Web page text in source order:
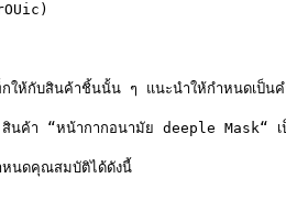
กับสินค้าชิ้นนั้น ๆ แนะนำให้กำหนดเป็นค
า “หน้ากากอนามัย deeple Mask“ เ
นดคุณสมบัติได้ดังนี้